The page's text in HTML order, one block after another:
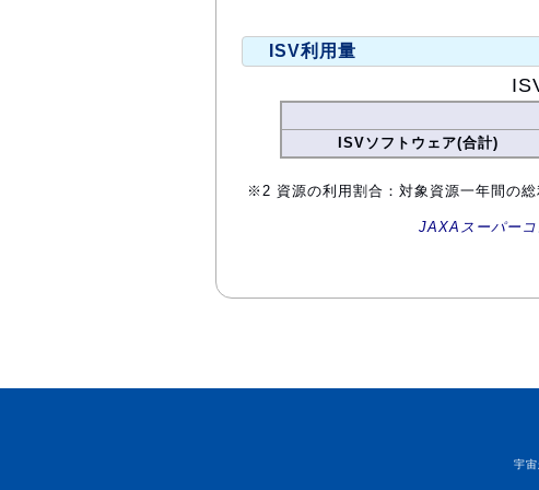
ISV利用量
ISVソフトウェア(合計)
※2 資源の利用割合：対象資源一年間の
JAXAスーパー
宇